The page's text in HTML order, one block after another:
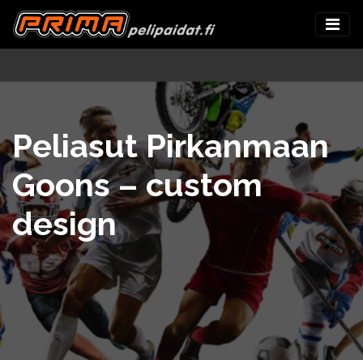
Peliasut Pirkanmaan
Goons – custom
design